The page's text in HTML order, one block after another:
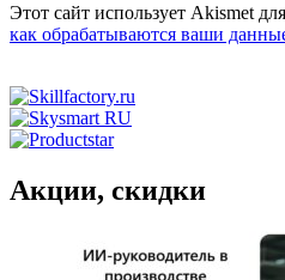
Этот сайт использует Akismet
как обрабатываются ваши
Акции, скидки